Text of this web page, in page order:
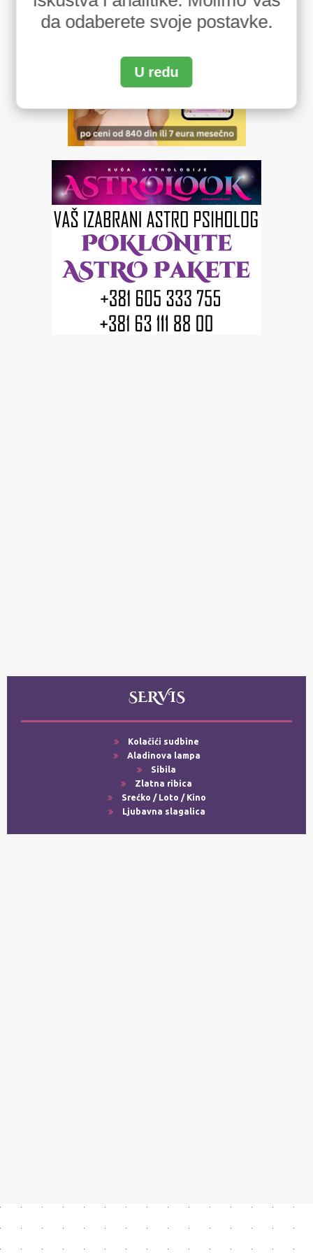
SERVIS
Kolačići sudbine
Aladinova lampa
Sibila
Zlatna ribica
Srećko / Loto / Kino
Ljubavna slagalica
da odaberete svoje postavke.
U redu